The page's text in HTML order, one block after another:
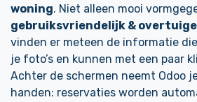
woning. Niet alleen mooi
gebruiksvriendelijk &
vinden er meteen de informatie
je foto’s en kunnen met een paar
Achter de schermen neemt Odoo
handen: reservaties worden